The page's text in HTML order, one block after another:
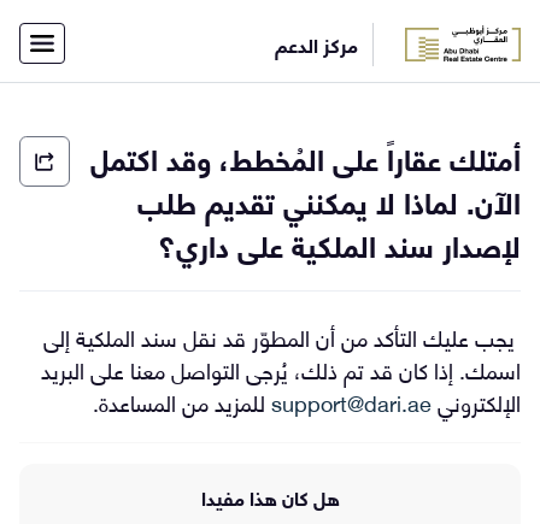
مركز الدعم ×
بفريق
الدعم
English
أمتلك عقاراً على المُخطط، وقد اكتمل
الآن. لماذا لا يمكنني تقديم طلب
لإصدار سند الملكية على داري؟
يجب عليك التأكد من أن المطوّر قد نقل سند الملكية إلى
اسمك. إذا كان قد تم ذلك، يُرجى التواصل معنا على البريد
الإلكترونيsupport@dari.aeللمزيد من المساعدة.
هل كان هذا مفيدا